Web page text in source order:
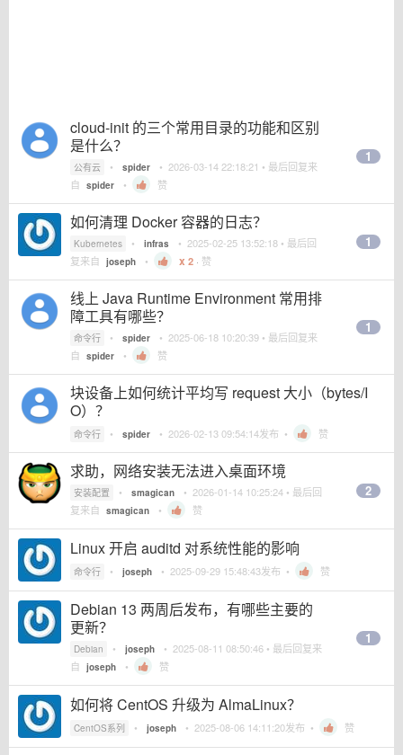
cloud-init 的三个常用目录的功能和区别
是什么？
公有云 • spider • 2026-03-14 22:18:21 • 最后回复来
自 spider • 赞
1
如何清理 Docker 容器的日志？
Kubernetes • infras • 2025-02-25 13:52:18 • 最后回
复来自 joseph • 2 · 赞
1
线上 Java Runtime Environment 常用排
障工具有哪些？
命令行 • spider • 2025-06-18 10:20:39 • 最后回复来
自 spider • 赞
1
块设备上如何统计平均写 request 大小（bytes/I
O）？
命令行 • spider • 2026-02-13 09:54:14发布 • 赞
求助，网络安装无法进入桌面环境
安装配置 • smagican • 2026-01-14 10:25:24 • 最后回
复来自 smagican • 赞
2
Linux 开启 auditd 对系统性能的影响
命令行 • joseph • 2025-09-29 15:48:43发布 • 赞
Debian 13 两周后发布，有哪些主要的
更新？
Debian • joseph • 2025-08-11 08:50:46 • 最后回复来
自 joseph • 赞
1
如何将 CentOS 升级为 AlmaLinux？
CentOS系列 • joseph • 2025-08-06 14:11:20发布 • 赞